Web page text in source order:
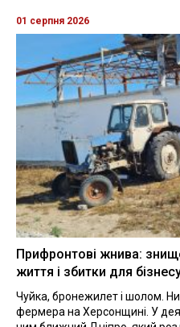
01 серпня 2026
Прифронтові жнива:
життя і збитки для
Чуйка, бронежилет і шолом.
фермера на Херсонщині. У